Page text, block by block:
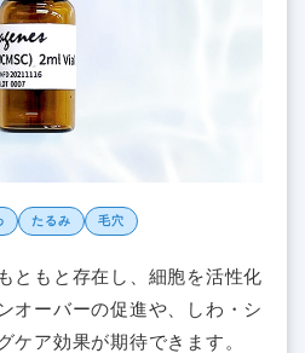
たるみ 毛穴
ともと存在し、細胞を活性化
オーバーの促進や、しわ・シ
ケア効果が期待できます。